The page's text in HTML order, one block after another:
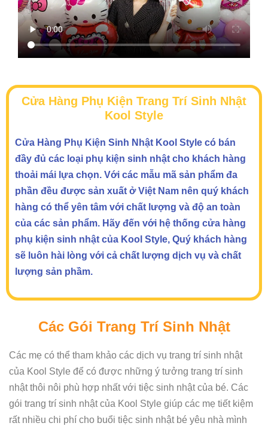
Cửa Hàng Phụ Kiện Trang Trí Sinh Nhật
Kool Style
Cửa Hàng Phụ Kiện Sinh Nhật Kool Style có bán
đầy đủ các loại phụ kiện sinh nhật cho khách hàng
thoải mái lựa chọn. Với các mẫu mã sản phẩm đa
phần đều được sản xuất ở Việt Nam nên quý khách
hàng có thể yên tâm với chất lượng và độ an toàn
của các sản phẩm. Hãy đến với hệ thống cửa hàng
phụ kiện sinh nhật của Kool Style, Quý khách hàng
sẽ luôn hài lòng với cả chất lượng dịch vụ và chất
lượng sản phầm.
Các Gói Trang Trí Sinh Nhật
Các mẹ có thể tham khảo các dịch vụ trang trí sinh nhật
của Kool Style để có được những ý tưởng trang trí sinh
nhật thôi nôi phù hợp nhất với tiệc sinh nhật của bé. Các
gói trang trí sinh nhật của Kool Style giúp các mẹ tiết kiệm
rất nhiều chi phí cho buổi tiệc sinh nhật bé yêu nhà mình